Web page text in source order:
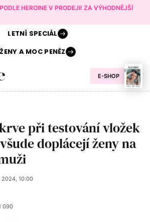
HEROINE V PRODEJI! ZA VÝHODNĚJŠÍ
E-SHOP
LETNÍ SPECIÁL
ŽENY AMOC PENĚZ
při testování vložek
doplácejí ženy na
2024, 10:00
090